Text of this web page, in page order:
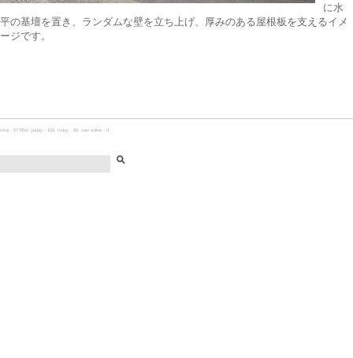
に水
平の基壇を置き、ランダムな壁を立ち上げ、厚みのある屋根板を支えるイメ
ージです。
total：577854, yeday：108, today：89, now online：0